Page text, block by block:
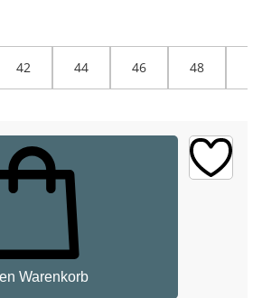
42 44 46 48
Warenkorb